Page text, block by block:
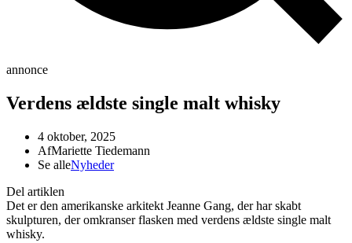
annonce
Verdens ældste single malt whisky
4 oktober, 2025
AfMariette Tiedemann
Se alleNyheder
Del artiklen
Det er den amerikanske arkitekt Jeanne Gang, der har skabt
skulpturen, der omkranser flasken med verdens ældste single malt
whisky.